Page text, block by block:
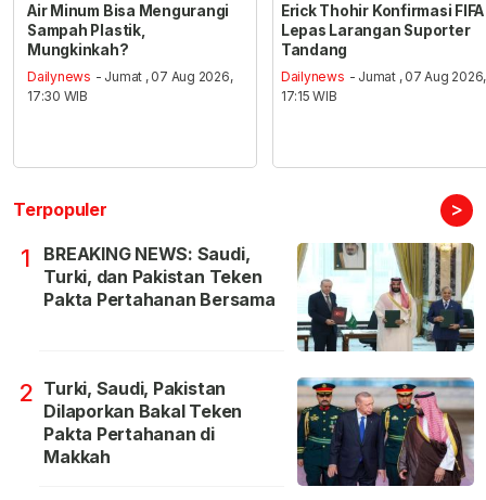
Air Minum Bisa Mengurangi
Sampah Plastik,
Mungkinkah?
Dailynews - Jumat , 07 Aug 2026,
17:30 WIB
Erick Thohir Konfirmasi FIFA
Lepas Larangan Suporter
Tandang
Dailynews - Jumat , 07 Aug 2026,
17:15 WIB
Terpopuler >
1
BREAKING NEWS: Saudi,
Turki, dan Pakistan Teken
Pakta Pertahanan Bersama
2 Turki, Saudi, Pakistan
Dilaporkan Bakal Teken
Pakta Pertahanan di
Makkah